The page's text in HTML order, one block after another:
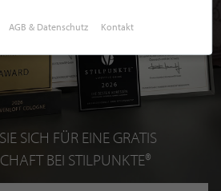
SICH FÜR EINE GRATIS
BEI STILPUNKTE®
AGB & Datenschutz Kontakt